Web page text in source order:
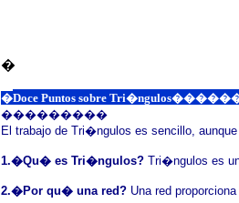
�
�Doce Puntos sobre
���������
El trabajo de Tri�ngulos es sencillo,
1.�Qu� es Tri�ngulos? Tri�ngulos es
2.�Por qu� una red? Una red